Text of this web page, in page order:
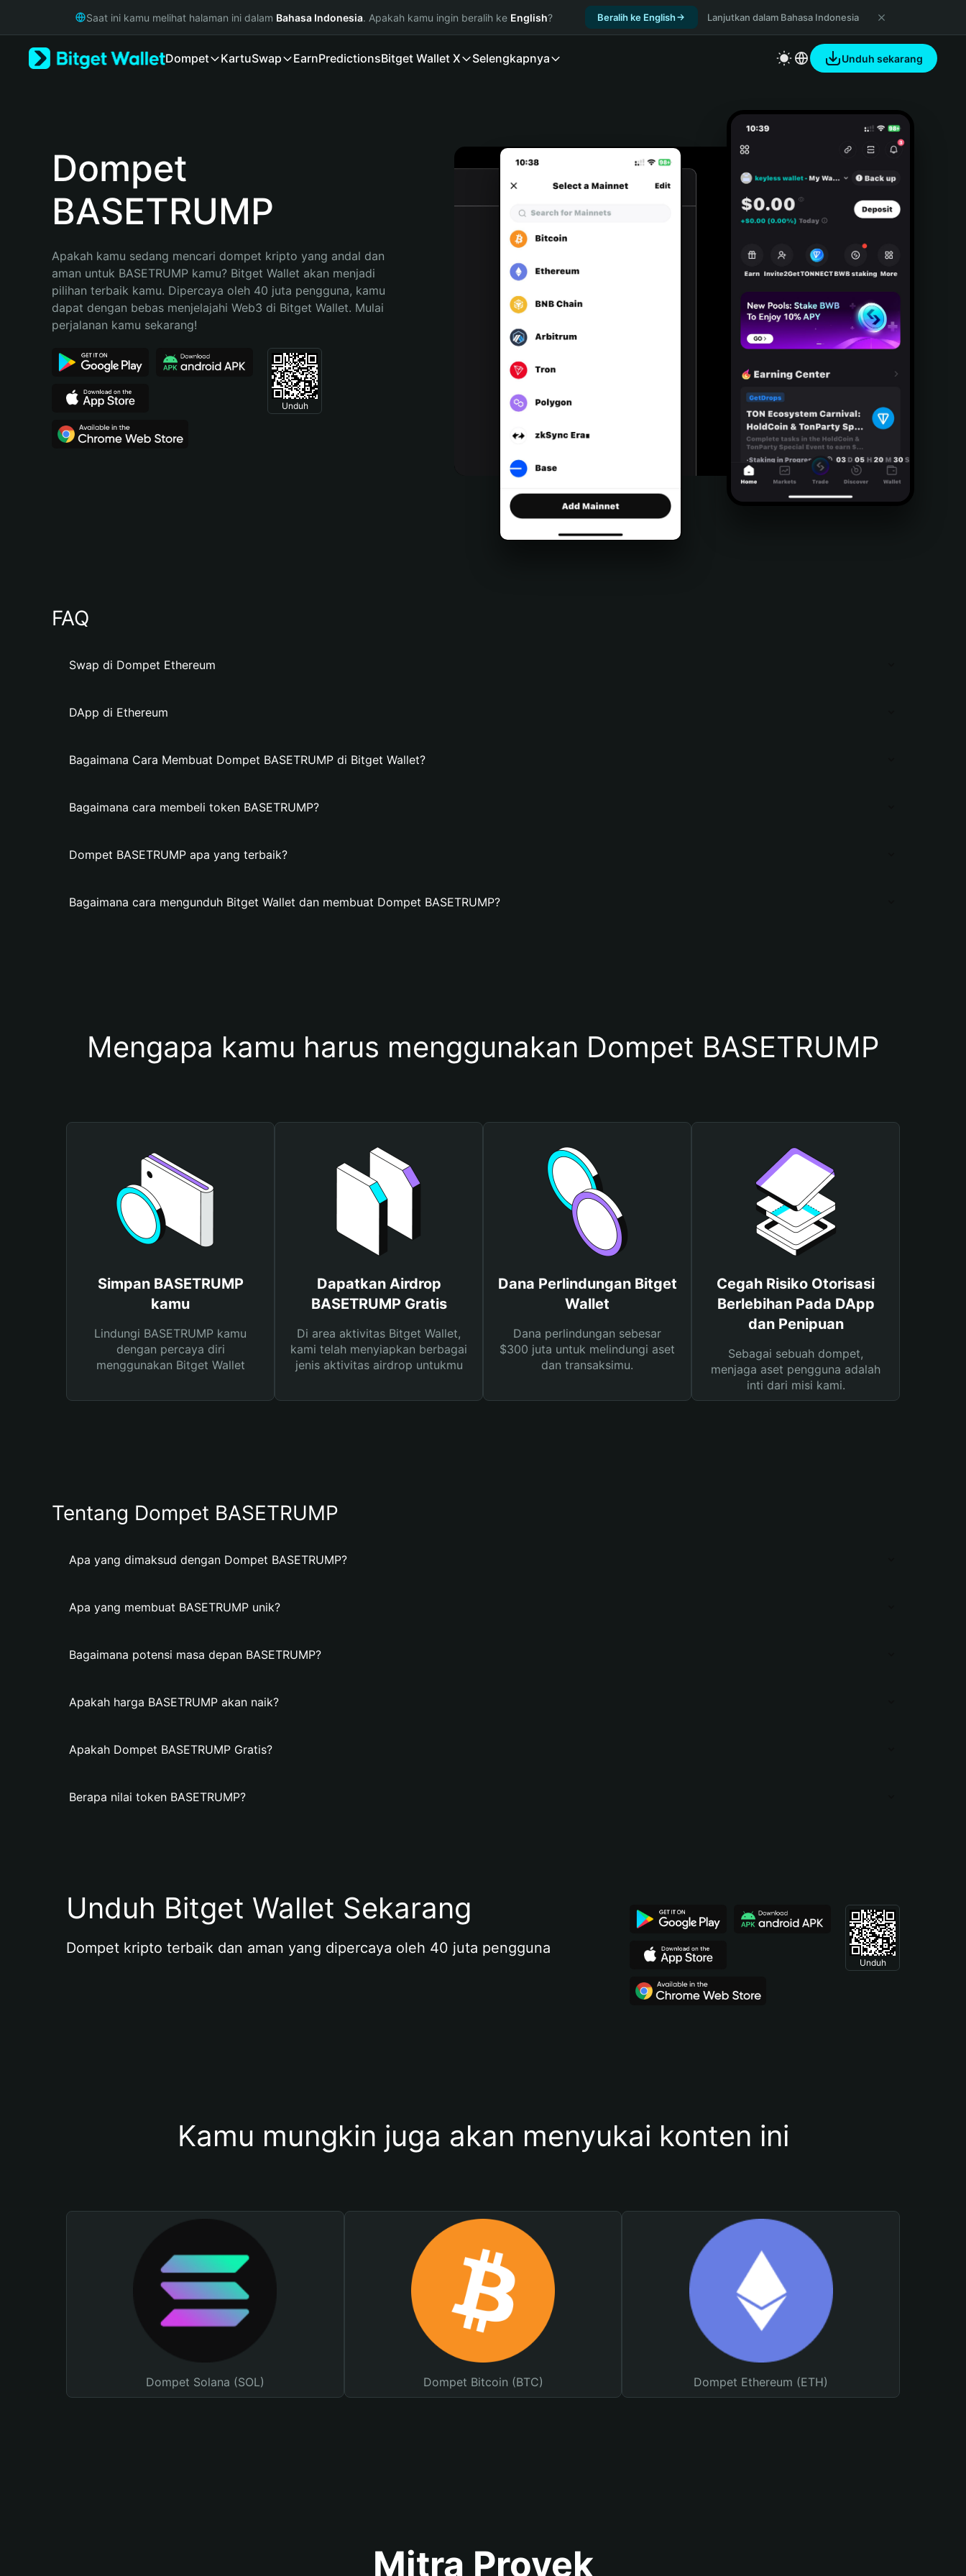
Русский
Português (Portugal)
Bahasa Indonesia
Português (Brasil)
Español (Argentina)
Saat ini kamu melihat halaman ini dalam Bahasa Indonesia. Apakah kamu ingin beralih ke English? Beralih ke English Lanjutkan dalam Bahasa Indonesia
Dompet KartuSwap EarnPredictionsBitget Wallet X Selengkapnya Unduh sekarang
Dompet
BASETRUMP
Apakah kamu sedang mencari dompet kripto yang andal dan
aman untuk BASETRUMP kamu? Bitget Wallet akan menjadi
pilihan terbaik kamu. Dipercaya oleh 40 juta pengguna, kamu
dapat dengan bebas menjelajahi Web3 di Bitget Wallet. Mulai
perjalanan kamu sekarang!
Unduh
FAQ
Swap di Dompet Ethereum
DApp di Ethereum
Bagaimana Cara Membuat Dompet BASETRUMP di Bitget Wallet?
Bagaimana cara membeli token BASETRUMP?
Dompet BASETRUMP apa yang terbaik?
Bagaimana cara mengunduh Bitget Wallet dan membuat Dompet BASETRUMP?
Mengapa kamu harus menggunakan Dompet BASETRUMP
Simpan BASETRUMP
kamu
Lindungi BASETRUMP kamu
dengan percaya diri
menggunakan Bitget Wallet
Dapatkan Airdrop
BASETRUMP Gratis
Di area aktivitas Bitget Wallet,
kami telah menyiapkan berbagai
jenis aktivitas airdrop untukmu
Dana Perlindungan Bitget
Wallet
Dana perlindungan sebesar
$300 juta untuk melindungi aset
dan transaksimu.
Cegah Risiko Otorisasi
Berlebihan Pada DApp
dan Penipuan
Sebagai sebuah dompet,
menjaga aset pengguna adalah
inti dari misi kami.
Tentang Dompet BASETRUMP
Apa yang dimaksud dengan Dompet BASETRUMP?
Apa yang membuat BASETRUMP unik?
Bagaimana potensi masa depan BASETRUMP?
Apakah harga BASETRUMP akan naik?
Apakah Dompet BASETRUMP Gratis?
Berapa nilai token BASETRUMP?
Unduh Bitget Wallet Sekarang
Dompet kripto terbaik dan aman yang dipercaya oleh 40 juta pengguna
Unduh
Kamu mungkin juga akan menyukai konten ini
Dompet Solana (SOL) Dompet Bitcoin (BTC) Dompet Ethereum (ETH)
Mitra Proyek